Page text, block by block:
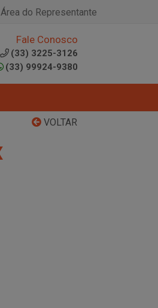
Área do Representante
Fale Conosco
(33) 3225-3126
(33) 99924-9380
VOLTAR